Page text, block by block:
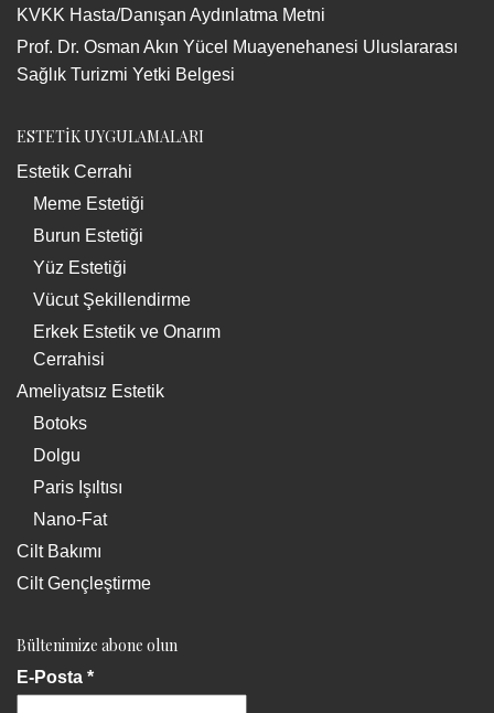
KVKK Hasta/Danışan Aydınlatma Metni
Prof. Dr. Osman Akın Yücel Muayenehanesi Uluslararası
Sağlık Turizmi Yetki Belgesi
ESTETİK UYGULAMALARI
Estetik Cerrahi
Meme Estetiği
Burun Estetiği
Yüz Estetiği
Vücut Şekillendirme
Erkek Estetik ve Onarım
Cerrahisi
Ameliyatsız Estetik
Botoks
Dolgu
Paris Işıltısı
Nano-Fat
Cilt Bakımı
Cilt Gençleştirme
Bültenimize abone olun
E-Posta *